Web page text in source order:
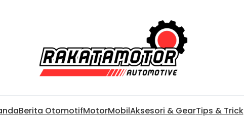
Berita OtomotifMotorMobilAksesori & GearTips & Trick